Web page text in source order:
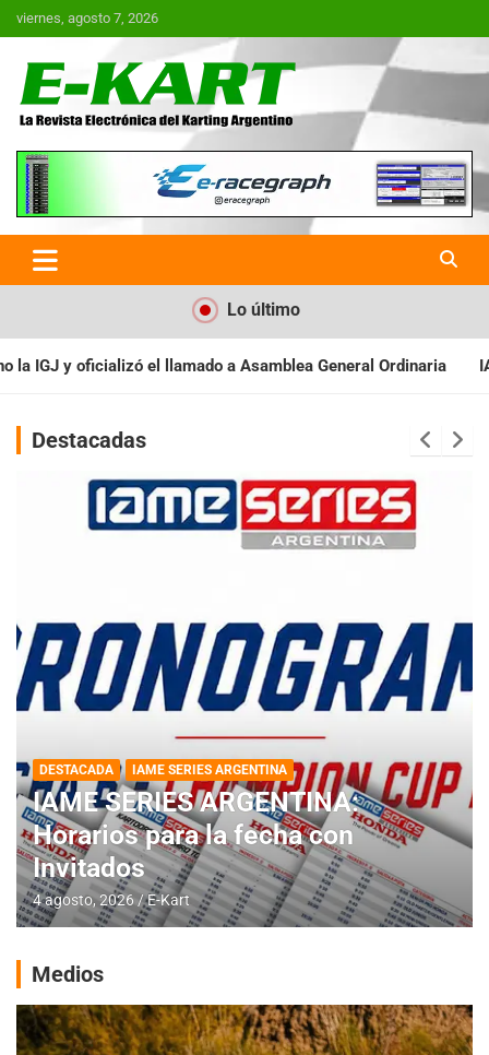
Saltar
al
viernes, agosto 7, 2026
E-Kart.com.ar | La Revista
Electrónica del Karting en
Argentina
Lo último
General Ordinaria IAME SERIES ARGENTINA:
Destacadas
DESTACADA IAME SERIES ARGENTINA
IAME SERIES ARGENTINA:
Horarios para la fecha con
Invitados
4 agosto, 2026 E-Kart
Medios